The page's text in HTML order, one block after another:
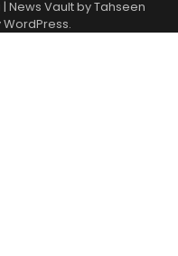
| News Vault byTahseen
WordPress.